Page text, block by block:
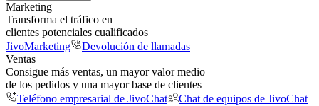
Marketing
Transforma el tráfico en
clientes potenciales cualificados
JivoMarketing
Devolución de llamadas
Ventas
Consigue más ventas, un mayor valor medio
de los pedidos y una mayor base de clientes
Teléfono empresarial de JivoChat
Chat de equipos de JivoChat